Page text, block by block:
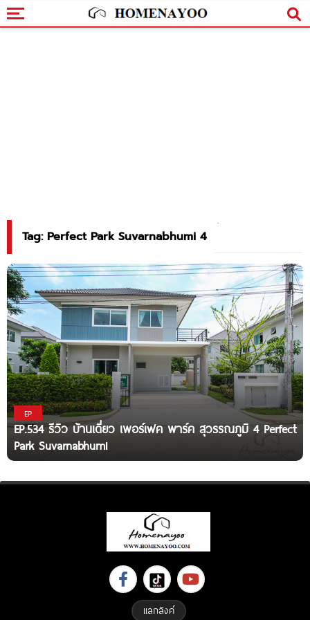
Tag: Perfect Park Suvarnabhumi 4
EP
EP.534 รีวิว บ้านเดี่ยว เพอร์เฟค พาร์ค สุวรรณภูมิ 4 Perfect
Park Suvarnabhumi
แลกลิงค์